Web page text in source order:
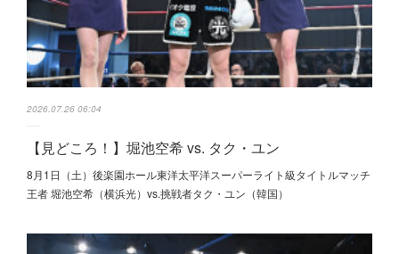
2026.07.26 06:04
【見どころ！】堀池空希 vs. タク・ユン
8月1日（土）後楽園ホール東洋太平洋スーパーライト級タイトルマッチ
王者 堀池空希（横浜光）vs.挑戦者タク・ユン（韓国）